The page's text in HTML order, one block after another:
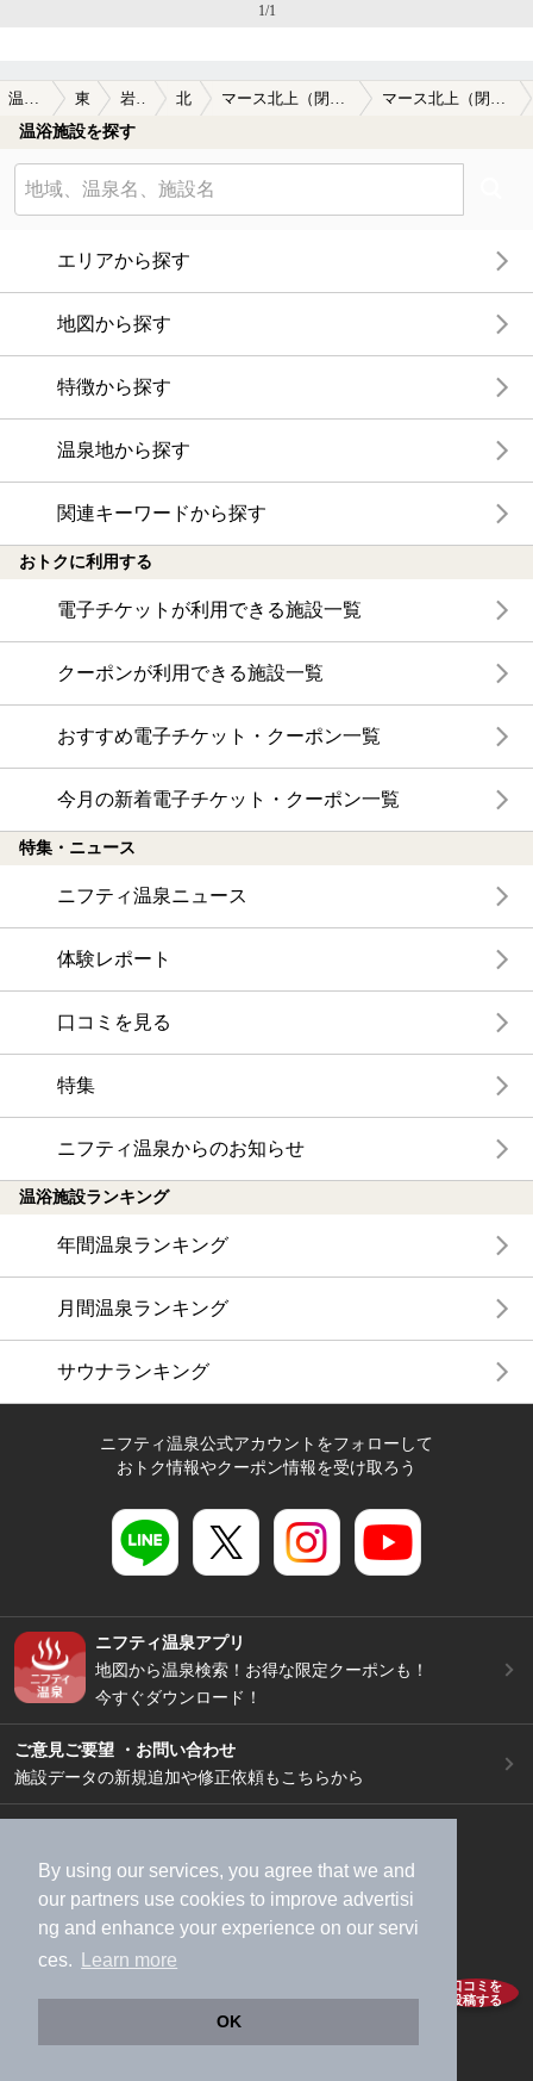
By using our services, you agree that we and
our partners use cookies to improve advertisi
ng and enhance your experience on our servi
ces.
Learn more
OK
口コミを
投稿する
1/1
温泉TOP 東北 岩手県 北上 マース北上（閉館しました） マース北上（閉館しました）の口コミ一覧
温浴施設を探す
エリアから探す
地図から探す
特徴から探す
温泉地から探す
関連キーワードから探す
おトクに利用する
電子チケットが利用できる施設一覧
クーポンが利用できる施設一覧
おすすめ電子チケット・クーポン一覧
今月の新着電子チケット・クーポン一覧
特集・ニュース
ニフティ温泉ニュース
体験レポート
口コミを見る
特集
ニフティ温泉からのお知らせ
温浴施設ランキング
年間温泉ランキング
月間温泉ランキング
サウナランキング
ニフティ温泉公式アカウントをフォローして
おトク情報やクーポン情報を受け取ろう
ニフティ温泉アプリ
地図から温泉検索！お得な限定クーポンも！
今すぐダウンロード！
ご意見ご要望 ・お問い合わせ
施設データの新規追加や修正依頼もこちらから
加盟店募集（資料請求）
広告出稿のご案内
利用規約
ライフスタイルMEMBERS+規約
特定商取引法に基づく表記
ヘルプ
採用情報
運営会社